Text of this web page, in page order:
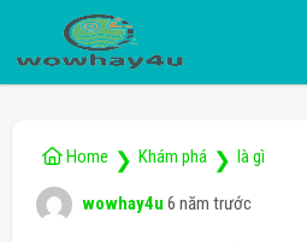
Home ❯ Khám phá ❯ là gì
wowhay4u 6 năm trước